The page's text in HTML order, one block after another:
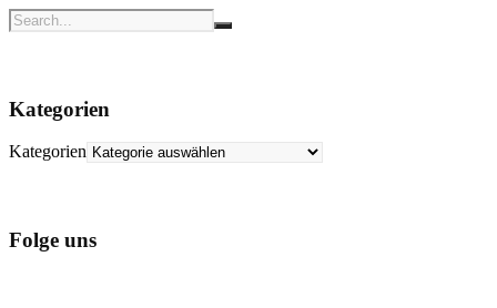
Kategorien
Kategorien
Folge uns